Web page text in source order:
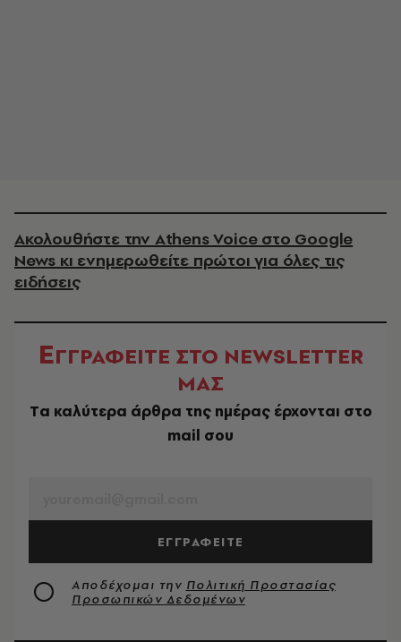
Ακολουθήστε την Athens Voice στο Google
News κι ενημερωθείτε πρώτοι για όλες τις
ειδήσεις
ΕΓΓΡΑΦΕΙΤΕ ΣΤΟ NEWSLETTER
ΜΑΣ
Tα καλύτερα άρθρα της ημέρας έρχονται στο
mail σου
ΕΓΓΡΑΦΕΙΤΕ
Αποδέχομαι την Πολιτική Προστασίας
Προσωπικών Δεδομένων